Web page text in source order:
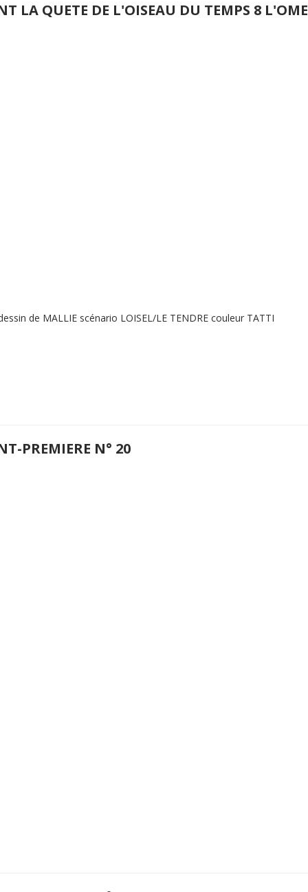
LA QUETE DE L'OISEAU DU TEMPS 8
de MALLIE scénario LOISEL/LE TENDRE couleur TATTI
PREMIERE N° 20